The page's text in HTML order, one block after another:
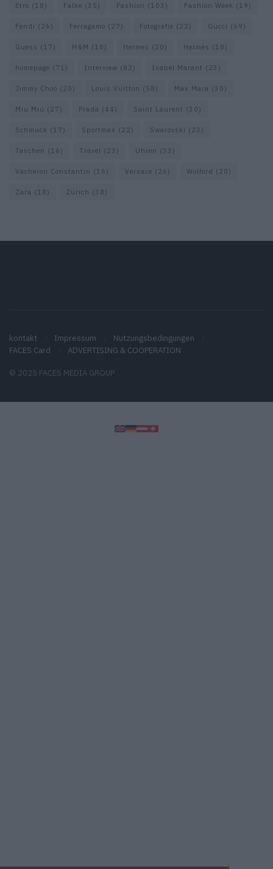
Etro (18) Falke (35) Fashion (103) Fashion Week (19)
Fendi (26) Ferragamo (27) Fotografie (22) Gucci (69)
Guess (17) H&M (18) Hermes (20) Hermès (18)
homepage (71) Interview (82) Isabel Marant (23)
Jimmy Choo (20) Louis Vuitton (58) Max Mara (30)
Miu Miu (27) Prada (44) Saint Laurent (30)
Schmuck (17) Sportmax (22) Swarovski (23)
Taschen (16) Travel (23) Uhren (33)
Vacheron Constantin (16) Versace (26) Wolford (20)
Zara (18) Zürich (38)
kontakt Impressum
Nutzungsbedingungen
FACES Card
ADVERTISING & COOPERATION
© 2025 FACES MEDIA GROUP